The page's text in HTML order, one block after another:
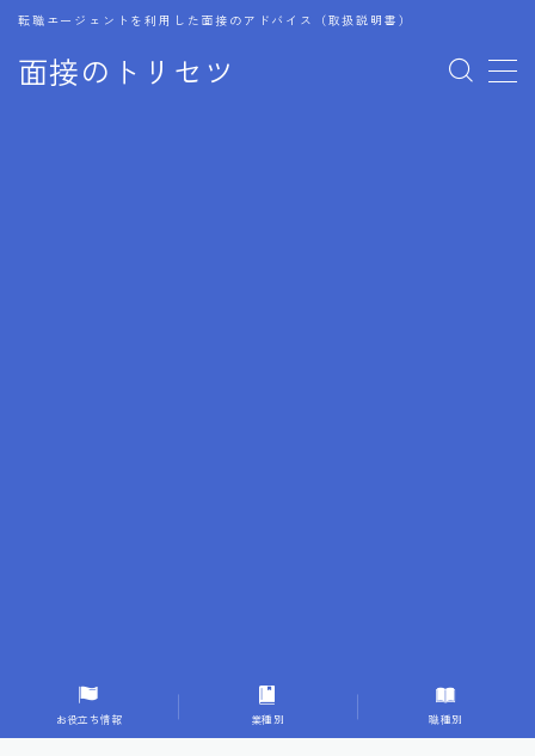
面接のトリセツ
転職エージェントを利用した面接のアドバイス（取扱説明書）
MENU
9.面接での落とし穴とその対策
お役立ち情報 業種別 職種別